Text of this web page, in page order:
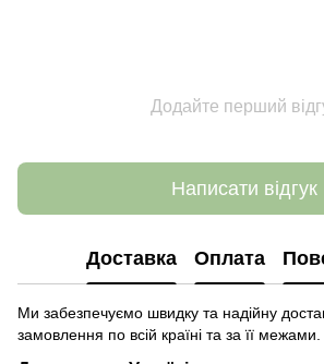
Додайте перший
Написати відгук
Доставка Оплата
Ми забезпечуємо швидку та надійну
замовлення по всій країні та за її межами.